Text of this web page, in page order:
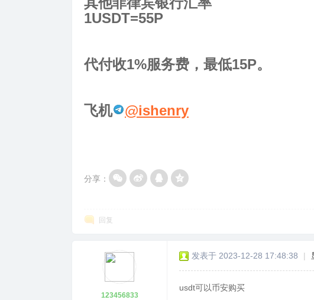
1USDT=55P
代付收1%服务费，最低15P。
飞机 @ishenry
分享：
回复
123456833
发表于 2023-12-28 17:48:38 |
usdt可以币安购买